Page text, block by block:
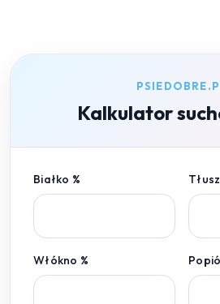
Kalkulator
Białko %
Włókno %